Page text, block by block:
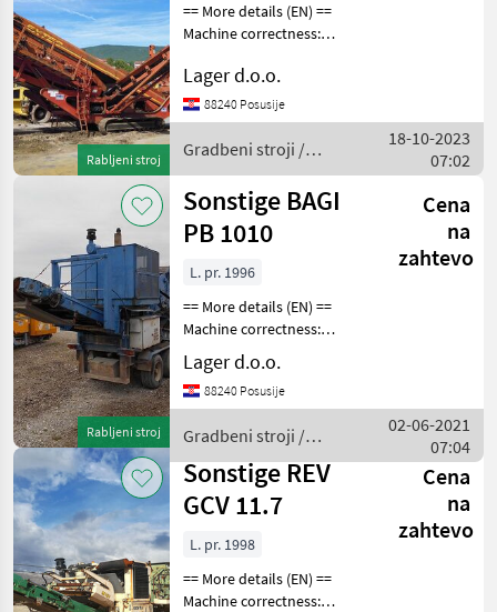
Rabljeni stroj
== More details (EN) ==
Machine correctness:
dimensions 4200x1500 mm
main belt 1200mm front
belt 1000mm two side belts
650mm vibrating gri
Lager d.o.o.
88240 Posusije
Gradbeni stroji /
Sonstige
18-10-2023
07:02
Rabljeni stroj
Sonstige BAGI
PB 1010
Cena
na
zahtevo
L. pr. 1996
== More details (EN) ==
Machine correctness:
Correct Opening entrance:
1020x640 mm brand: BAGI
load capacity: do 130 t/hkg
(impact crusher 3
Lager d.o.o.
88240 Posusije
Gradbeni stroji /
Sonstige
02-06-2021
07:04
Sonstige REV
GCV 11.7
Cena
na
zahtevo
L. pr. 1998
== More details (EN) ==
Machine correctness: